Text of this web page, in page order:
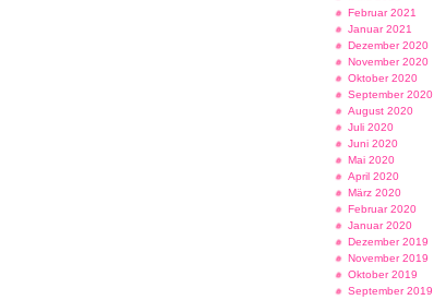
Februar 2021
Januar 2021
Dezember 2020
November 2020
Oktober 2020
September 2020
August 2020
Juli 2020
Juni 2020
Mai 2020
April 2020
März 2020
Februar 2020
Januar 2020
Dezember 2019
November 2019
Oktober 2019
September 2019